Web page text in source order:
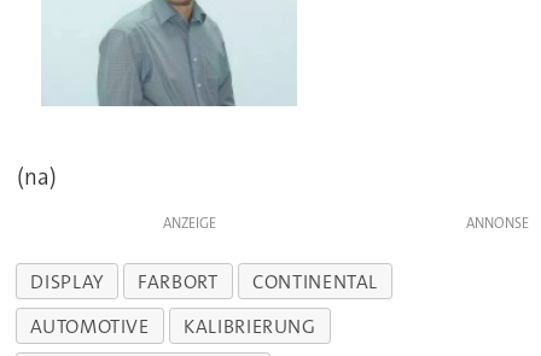
(na)
ANZEIGE
DISPLAY FARBORT
CONTINENTAL
AUTOMOTIVE
KALIBRIERUNG